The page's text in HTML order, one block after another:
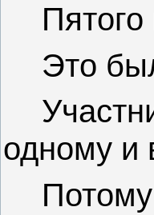
Это
одному и